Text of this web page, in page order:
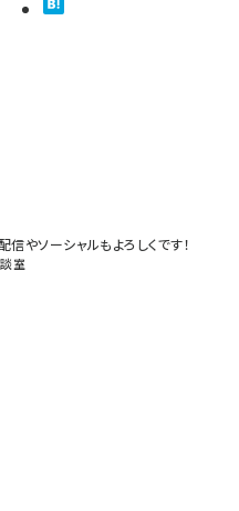
やソーシャルもよろしくです！
室